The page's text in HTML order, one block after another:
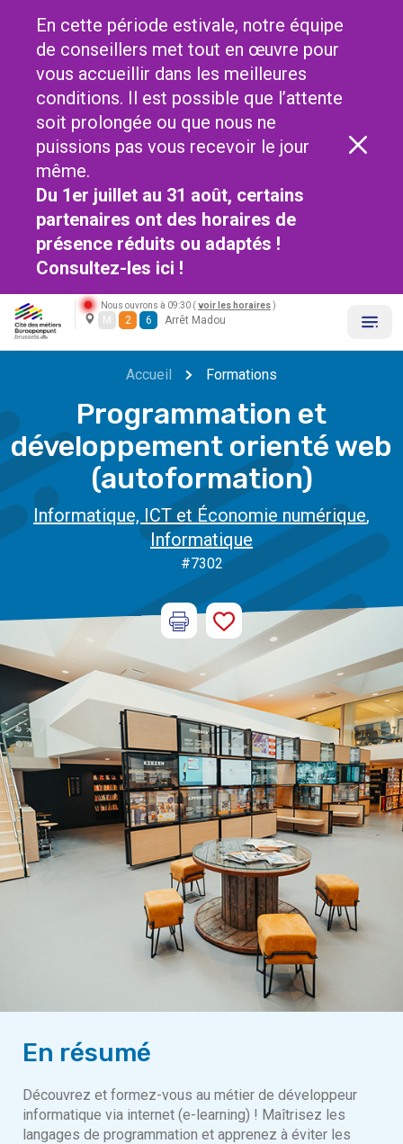
En cette période estivale, notre équipe
de conseillers met tout en œuvre pour
vous accueillir dans les meilleures
conditions. Il est possible que l’attente
soit prolongée ou que nous ne
puissions pas vous recevoir le jour
même.
Du 1er juillet au 31 août, certains
partenaires ont des horaires de
présence réduits ou adaptés !
Consultez-les ici !
Nous ouvrons à 09:30 ( voir les horaires )
M 2 6 Arrêt Madou
Accueil Formations
Programmation et
développement orienté web
(autoformation)
Informatique, ICT et Économie numérique,
Informatique
#7302
En résumé
Découvrez et formez-vous au métier de développeur
informatique via internet (e-learning) ! Maîtrisez les
langages de programmation et apprenez à éviter les